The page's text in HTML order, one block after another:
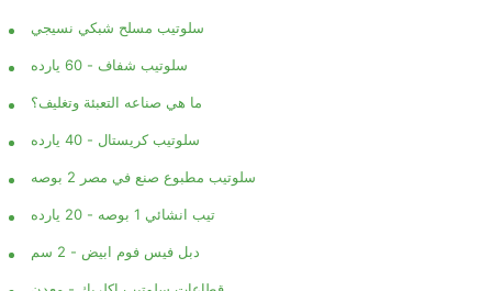
سلوتيب مسلح شبكي نسيجي
سلوتيب شفاف - 60 يارده
ما هي صناعه التعبئة وتغليف؟
سلوتيب كريستال - 40 يارده
سلوتيب مطبوع صنع في مصر 2 بوصه
تيب انشائي 1 بوصه - 20 يارده
دبل فيس فوم ابيض - 2 سم